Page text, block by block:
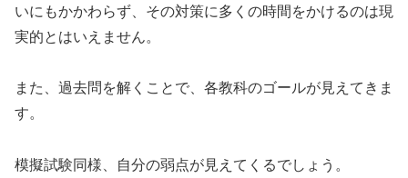
いにもかかわらず、その対策に多くの時間をかけるのは現
実的とはいえません。
また、過去問を解くことで、各教科のゴールが見えてきま
す。
模擬試験同様、自分の弱点が見えてくるでしょう。